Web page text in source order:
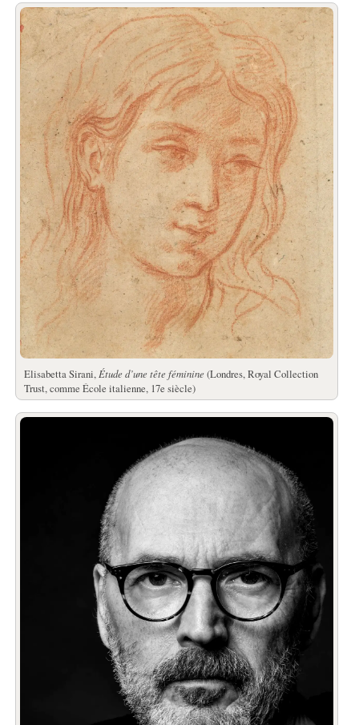
Elisabetta Sirani, Étude d’une tête féminine (Londres, Royal Collection
Trust, comme École italienne, 17e siècle)